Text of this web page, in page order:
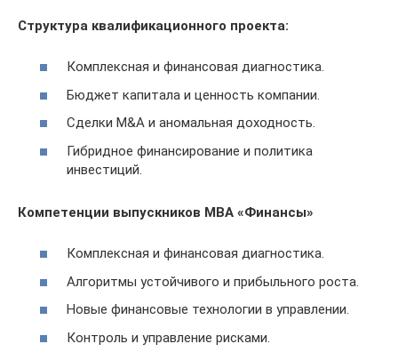
Структура квалификационного проекта:
Комплексная и финансовая диагностика.
Бюджет капитала и ценность компании.
Сделки M&A и аномальная доходность.
Гибридное финансирование и политика
инвестиций.
Компетенции выпускников МВА «Финансы»
Комплексная и финансовая диагностика.
Алгоритмы устойчивого и прибыльного роста.
Новые финансовые технологии в управлении.
Контроль и управление рисками.